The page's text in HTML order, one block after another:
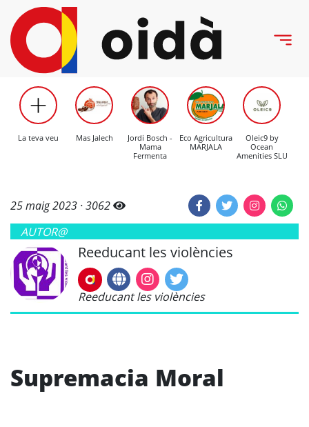
La teva veu Mas Jalech
Jordi Bosch -
Mama
Fermenta
Eco Agricultura
MARJALA
Oleic9 by
Ocean
Amenities SLU
25 maig 2023 ·3062
AUTOR@
Reeducant les violències
Reeducant les violències
Supremacia Moral